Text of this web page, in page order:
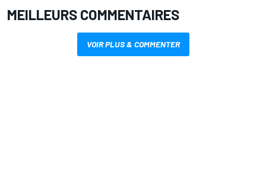
MEILLEURS COMMENTAIRES
VOIR PLUS & COMMENTER